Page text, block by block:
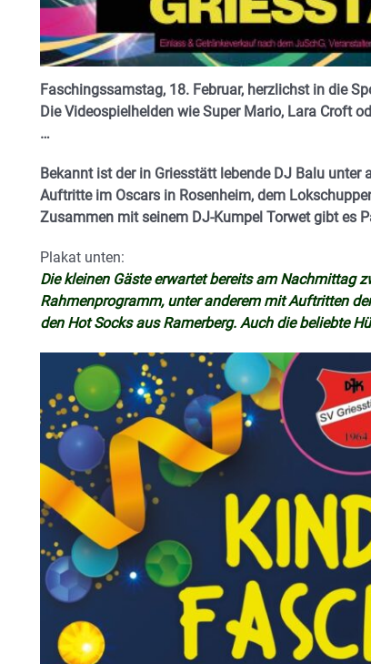
Faschingssamstag, 18. Februar, herzlichst in die
Die Videospielhelden wie Super Mario, Lara Croft
…
Bekannt ist der in Griesstätt lebende DJ Balu
Auftritte im Oscars in Rosenheim, dem
Zusammen mit seinem DJ-Kumpel Torwet gibt es
Plakat unten:
Die kleinen Gäste erwartet bereits am Nachmittag
Rahmenprogramm, unter anderem mit Auftritten
den Hot Socks aus Ramerberg. Auch die beliebte